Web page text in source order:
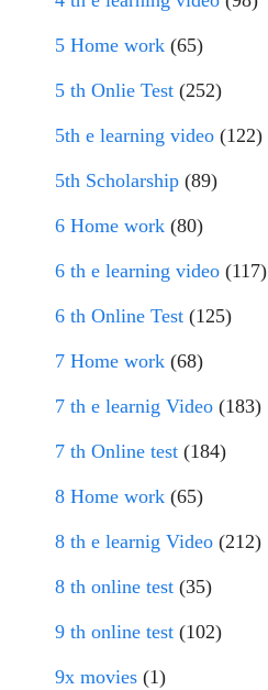
5 Home work (65)
5 th Onlie Test (252)
5th e learning video (122)
5th Scholarship (89)
6 Home work (80)
6 th e learning video (117)
6 th Online Test (125)
7 Home work (68)
7 th e learnig Video (183)
7 th Online test (184)
8 Home work (65)
8 th e learnig Video (212)
8 th online test (35)
9 th online test (102)
9x movies (1)